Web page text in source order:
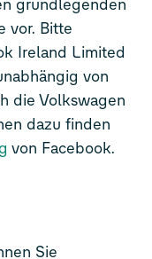
grundlegenden
vor. Bitte
Ireland Limited
von
die Volkswagen
dazu finden
von Facebook.
Sie